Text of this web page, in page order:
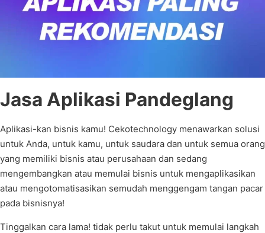
Jasa Aplikasi Pandeglang
Aplikasi-kan bisnis kamu! Cekotechnology menawarkan solusi
untuk Anda, untuk kamu, untuk saudara dan untuk semua orang
yang memiliki bisnis atau perusahaan dan sedang
mengembangkan atau memulai bisnis untuk mengaplikasikan
atau mengotomatisasikan semudah menggengam tangan pacar
pada bisnisnya!
Tinggalkan cara lama! tidak perlu takut untuk memulai langkah